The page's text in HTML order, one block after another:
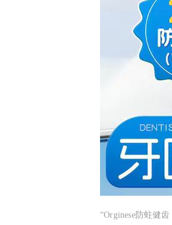
“Orginese防蛀健齿